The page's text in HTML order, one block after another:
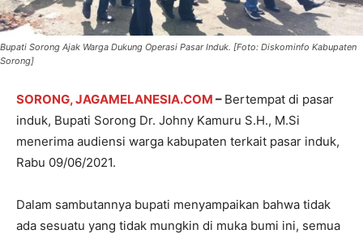
Bupati Sorong Ajak Warga Dukung Operasi Pasar Induk. [Foto: Diskominfo Kabupaten
Sorong]
SORONG, JAGAMELANESIA.COM – Bertempat di pasar
induk, Bupati Sorong Dr. Johny Kamuru S.H., M.Si
menerima audiensi warga kabupaten terkait pasar induk,
Rabu 09/06/2021.
Dalam sambutannya bupati menyampaikan bahwa tidak
ada sesuatu yang tidak mungkin di muka bumi ini, semua